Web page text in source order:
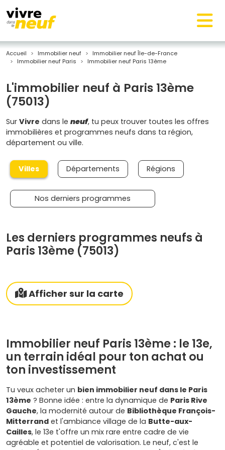
Accueil Immobilier neuf
Immobilier neuf Île-de-France
Immobilier neuf Paris
Immobilier neuf Paris 13ème
L'immobilier neuf à Paris 13ème
(75013)
Sur Vivre dans le neuf, tu peux trouver toutes les offres
immobilières et programmes neufs dans ta région,
département ou ville.
Villes Départements Régions
Nos derniers programmes
Les derniers programmes neufs à
Paris 13ème (75013)
Afficher sur la carte
Immobilier neuf Paris 13ème : le 13e,
un terrain idéal pour ton achat ou
ton investissement
Tu veux acheter un bien immobilier neuf dans le Paris
13ème ? Bonne idée : entre la dynamique de Paris Rive
Gauche, la modernité autour de Bibliothèque François-
Mitterrand et l'ambiance village de la Butte-aux-
Cailles, le 13e t'offre un mix rare entre cadre de vie
agréable et potentiel de valorisation. Le neuf, c'est le